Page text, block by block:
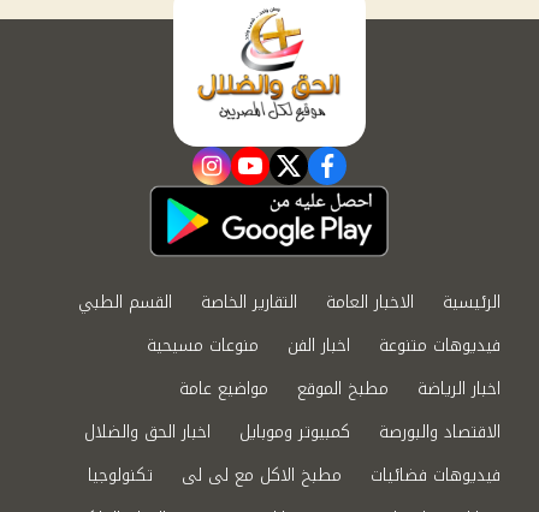
facebook
twitter
youtube
instagram
الرئيسية الاخبار العامة التقارير الخاصة
القسم الطبي
فيديوهات متنوعة
اخبار الفن
منوعات مسيحية
اخبار الرياضة
مطبخ الموقع
مواضيع عامة
الاقتصاد والبورصة
كمبيوتر وموبايل
اخبار الحق والضلال
فيديوهات فضائيات
مطبخ الاكل مع لى لى
تكنولوجيا